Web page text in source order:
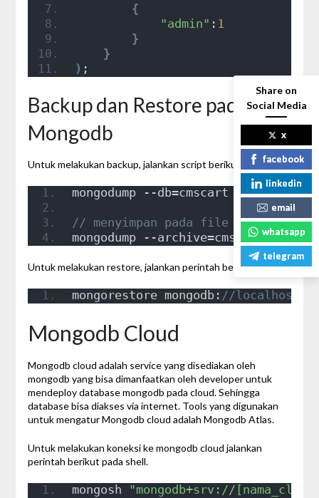
{
"admin" : 1
}
}
) ;
Backup dan Restore pada
Mongodb
Untuk melakukan backup, jalankan script berikut.
mongodump --db=cmscart
// menyimpan pada file archive dan
mongodump --archive=cmscart.gz --
Untuk melakukan restore, jalankan perintah berikut.
mongorestore mongodb: //
Mongodb Cloud
Mongodb cloud adalah service yang disediakan oleh
mongodb yang bisa dimanfaatkan oleh developer untuk
mendeploy database mongodb pada cloud. Sehingga
database bisa diakses via internet. Tools yang digunakan
untuk mengatur Mongodb cloud adalah Mongodb Atlas.
Untuk melakukan koneksi ke mongodb cloud jalankan
perintah berikut pada shell.
mongosh "mongodb+srv://
Share on
Social Media
x
facebook
linkedin
email
whatsapp
telegram